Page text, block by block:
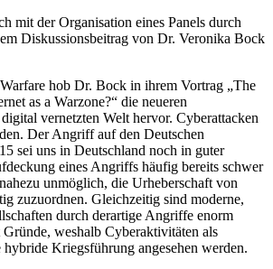
mit der Organisation eines Panels durch
Diskussionsbeitrag von Dr. Veronika Bock
hob Dr. Bock in ihrem Vortrag „The
as a Warzone?“ die neueren
vernetzten Welt hervor. Cyberattacken
Der Angriff auf den Deutschen
sei uns in Deutschland noch in guter
eines Angriffs häufig bereits schwer
unmöglich, die Urheberschaft von
zuzuordnen. Gleichzeitig sind moderne,
durch derartige Angriffe enorm
weshalb Cyberaktivitäten als
Kriegsführung angesehen werden.